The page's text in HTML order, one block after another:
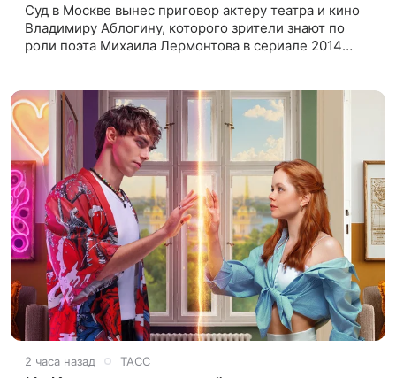
Суд в Москве вынес приговор актеру театра и кино
Владимиру Аблогину, которого зрители знают по
роли поэта Михаила Лермонтова в сериале 2014
2 часа назад ТАСС